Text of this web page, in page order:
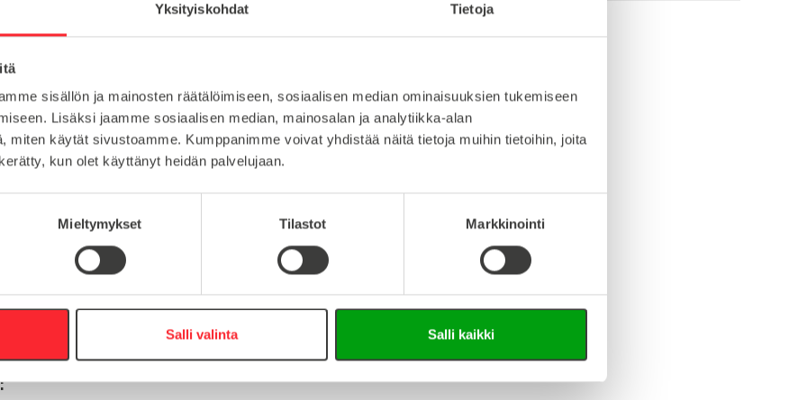
Yksityiskohdat Tietoja
sisällön ja mainosten räätälöimiseen, sosiaalisen median ominaisuuksien tukemiseen
Lisäksi jaamme sosiaalisen median, mainosalan ja analytiikka-alan
miten käytät sivustoamme. Kumppanimme voivat yhdistää näitä tietoja muihin tietoihin, joita
kun olet käyttänyt heidän palvelujaan.
Mieltymykset Tilastot Markkinointi
Salli valinta Salli kaikki
100
M6 Lataa 3D-tiedosto (Step-tiedosto)
info@easy-systems.fi